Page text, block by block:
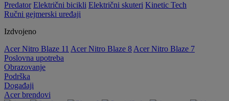
Predator Električni bicikli Električni skuteri Kinetic Tech
Ručni gejmerski uređaji
Izdvojeno
Acer Nitro Blaze 11 Acer Nitro Blaze 8 Acer Nitro Blaze 7
Poslovna upotreba
Obrazovanje
Podrška
Događaji
Acer brendovi